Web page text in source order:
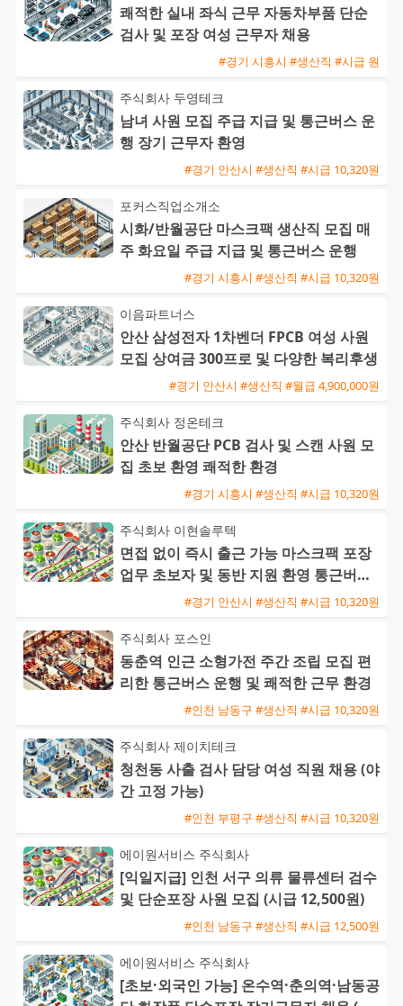
쾌적한 실내 좌식 근무 자동차부품 단순
검사 및 포장 여성 근무자 채용
#경기 시흥시 #생산직 #시급 원
주식회사 두영테크
남녀 사원 모집 주급 지급 및 통근버스 운
행 장기 근무자 환영
#경기 안산시 #생산직 #시급 10,320원
포커스직업소개소
시화/반월공단 마스크팩 생산직 모집 매
주 화요일 주급 지급 및 통근버스 운행
#경기 시흥시 #생산직 #시급 10,320원
이음파트너스
안산 삼성전자 1차벤더 FPCB 여성 사원
모집 상여금 300프로 및 다양한 복리후생
#경기 안산시 #생산직 #월급 4,900,000원
주식회사 정온테크
안산 반월공단 PCB 검사 및 스캔 사원 모
집 초보 환영 쾌적한 환경
#경기 시흥시 #생산직 #시급 10,320원
주식회사 이현솔루텍
면접 없이 즉시 출근 가능 마스크팩 포장
업무 초보자 및 동반 지원 환영 통근버스
#경기 안산시 #생산직 #시급 10,320원
주식회사 포스인
동춘역 인근 소형가전 주간 조립 모집 편
리한 통근버스 운행 및 쾌적한 근무 환경
#인천 남동구 #생산직 #시급 10,320원
주식회사 제이치테크
청천동 사출 검사 담당 여성 직원 채용 (야
간 고정 가능)
#인천 부평구 #생산직 #시급 10,320원
에이원서비스 주식회사
[익일지급] 인천 서구 의류 물류센터 검수
및 단순포장 사원 모집 (시급 12,500원)
#인천 남동구 #생산직 #시급 12,500원
에이원서비스 주식회사
[초보·외국인 가능] 온수역·춘의역·남동공